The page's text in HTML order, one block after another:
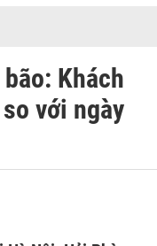
Khách
với ngày